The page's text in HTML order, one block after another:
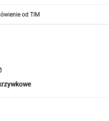
od TIM